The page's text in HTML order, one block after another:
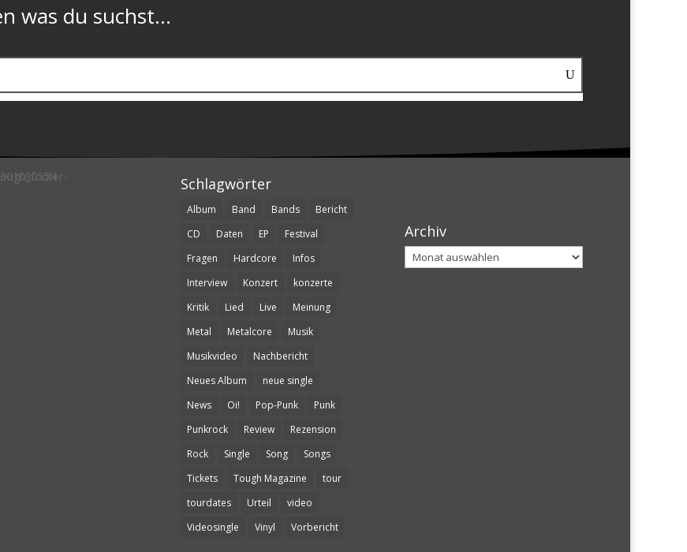
was du suchst...
Schlagwörter
Album Band Bands
Bericht
CD
Daten EP
Festival
Fragen
Hardcore
Infos
Interview
Konzert
konzerte
Kritik
Lied Live
Meinung
Metal
Metalcore
Musik
Musikvideo
Nachbericht
Neues Album
neue single
News
Oi! Pop-Punk
Punk
Punkrock
Review
Rezension
Rock
Single Song
Songs
Tickets
Tough Magazine
tour
tourdates
Urteil
video
Videosingle
Vinyl Vorbericht
Archiv
Archiv